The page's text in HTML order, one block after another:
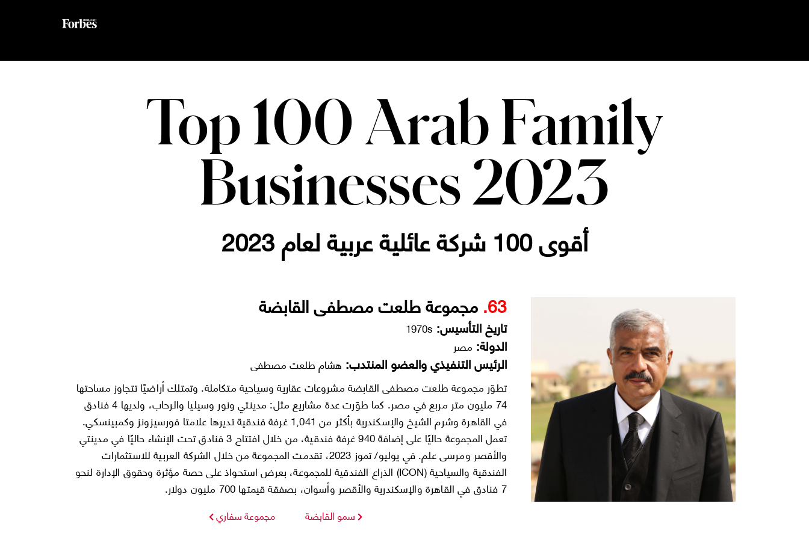
Top 100 Arab Family
Businesses 2023
أقوى 100 شركة عائلية عربية لعام 2023
63. مجموعة طلعت مصطفى القابضة
تاريخ التأسيس: 1970s
الدولة: مصر
الرئيس التنفيذي والعضو المنتدب: هشام طلعت مصطفى
تطوّر مجموعة طلعت مصطفى القابضة مشروعات عقارية وسياحية متكاملة. وتمتلك أراضيًا تتجاوز مساحتها
74 مليون متر مربع في مصر. كما طوّرت عدة مشاريع مثل: مدينتي ونور وسيليا والرحاب، ولديها 4 فنادق
في القاهرة وشرم الشيخ والإسكندرية بأكثر من 1,041 غرفة فندقية تديرها علامتا فورسيزونز وكمبينسكي.
تعمل المجموعة حاليًا على إضافة 940 غرفة فندقية، من خلال افتتاح 3 فنادق تحت الإنشاء حاليًا في مدينتي
والأقصر ومرسى علم. في يوليو/ تموز 2023، تقدمت المجموعة من خلال الشركة العربية للاستثمارات
الفندقية والسياحية (ICON) الذراع الفندقية للمجموعة، بعرض استحواذ على حصة مؤثرة وحقوق الإدارة لنحو
7 فنادق في القاهرة والإسكندرية والأقصر وأسوان، بصفقة قيمتها 700 مليون دولار.
مجموعة سفاري سمو القابضة